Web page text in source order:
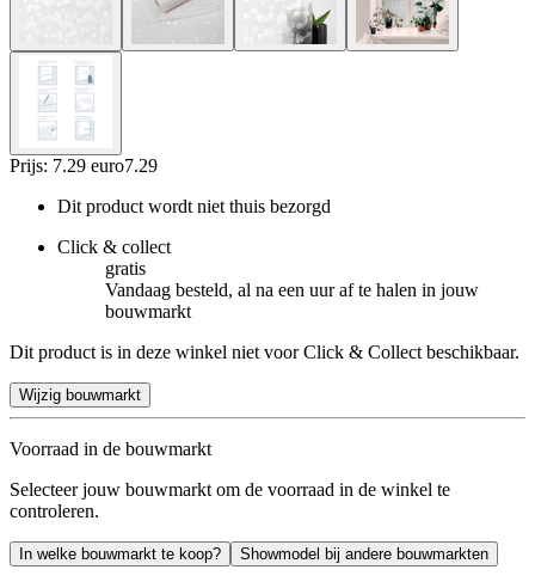
Prijs: 7.29 euro7.29
Dit product wordt niet thuis bezorgd
Click & collect
gratis
Vandaag besteld, al na een uur af te halen in jouw
bouwmarkt
Dit product is in deze winkel niet voor Click & Collect beschikbaar.
Wijzig bouwmarkt
Voorraad in de bouwmarkt
Selecteer jouw bouwmarkt om de voorraad in de winkel te
controleren.
In welke bouwmarkt te koop? Showmodel bij andere bouwmarkten